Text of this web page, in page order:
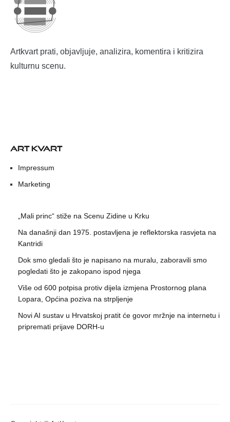
Artkvart prati, objavljuje, analizira, komentira i kritizira
kulturnu scenu.
ART KVART
Impressum
Marketing
„Mali princ“ stiže na Scenu Zidine u Krku
Na današnji dan 1975. postavljena je reflektorska rasvjeta na
Kantridi
Dok smo gledali što je napisano na muralu, zaboravili smo
pogledati što je zakopano ispod njega
Više od 600 potpisa protiv dijela izmjena Prostornog plana
Lopara, Općina poziva na strpljenje
Novi AI sustav u Hrvatskoj pratit će govor mržnje na internetu i
pripremati prijave DORH-u